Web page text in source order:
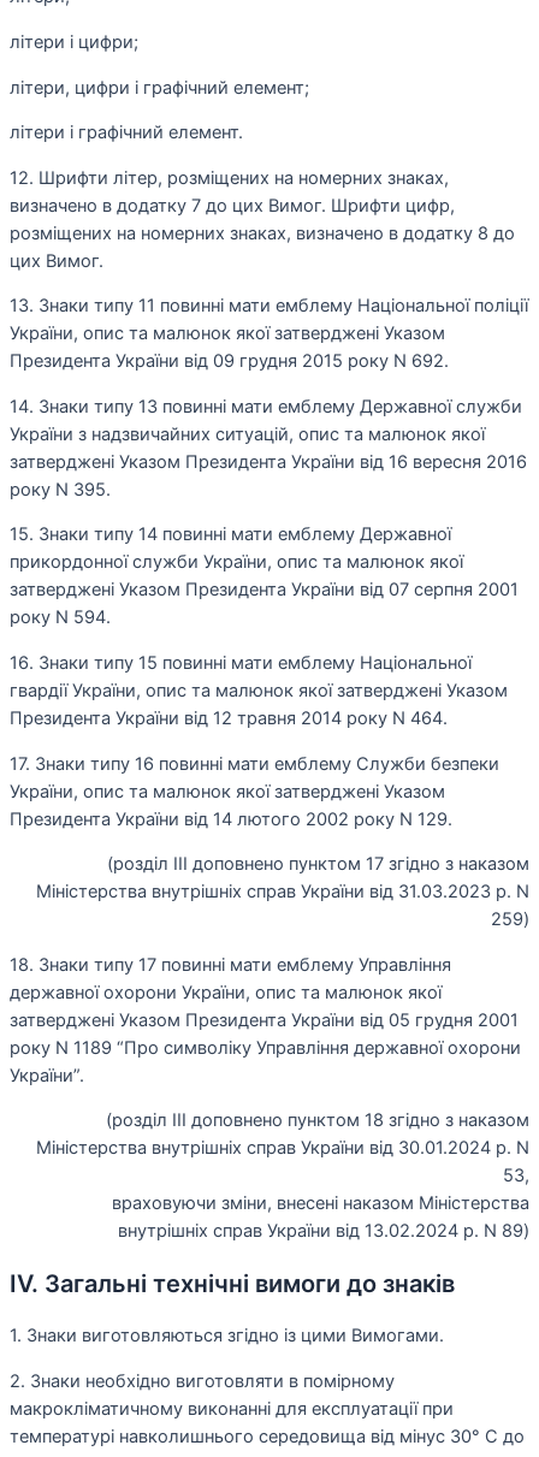
літери і цифри;
літери, цифри і графічний елемент;
літери і графічний елемент.
12. Шрифти літер, розміщених на номерних знаках,
визначено в додатку 7 до цих Вимог. Шрифти цифр,
розміщених на номерних знаках, визначено в додатку 8 до
цих Вимог.
13. Знаки типу 11 повинні мати емблему Національної поліції
України, опис та малюнок якої затверджені Указом
Президента України від 09 грудня 2015 року N 692.
14. Знаки типу 13 повинні мати емблему Державної служби
України з надзвичайних ситуацій, опис та малюнок якої
затверджені Указом Президента України від 16 вересня 2016
року N 395.
15. Знаки типу 14 повинні мати емблему Державної
прикордонної служби України, опис та малюнок якої
затверджені Указом Президента України від 07 серпня 2001
року N 594.
16. Знаки типу 15 повинні мати емблему Національної
гвардії України, опис та малюнок якої затверджені Указом
Президента України від 12 травня 2014 року N 464.
17. Знаки типу 16 повинні мати емблему Служби безпеки
України, опис та малюнок якої затверджені Указом
Президента України від 14 лютого 2002 року N 129.
(розділ III доповнено пунктом 17 згідно з наказом
Міністерства внутрішніх справ України від 31.03.2023 р. N
259)
18. Знаки типу 17 повинні мати емблему Управління
державної охорони України, опис та малюнок якої
затверджені Указом Президента України від 05 грудня 2001
року N 1189 “Про символіку Управління державної охорони
України”.
(розділ III доповнено пунктом 18 згідно з наказом
Міністерства внутрішніх справ України від 30.01.2024 р. N
53,
враховуючи зміни, внесені наказом Міністерства
внутрішніх справ України від 13.02.2024 р. N 89)
IV. Загальні технічні вимоги до знаків
1. Знаки виготовляються згідно із цими Вимогами.
2. Знаки необхідно виготовляти в помірному
макрокліматичному виконанні для експлуатації при
температурі навколишнього середовища від мінус 30° C до